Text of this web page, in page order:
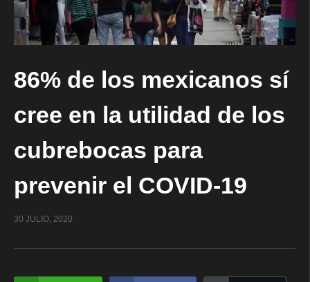
86% de los mexicanos sí
cree en la utilidad de los
cubrebocas para
prevenir el COVID-19
30 JULIO, 2020